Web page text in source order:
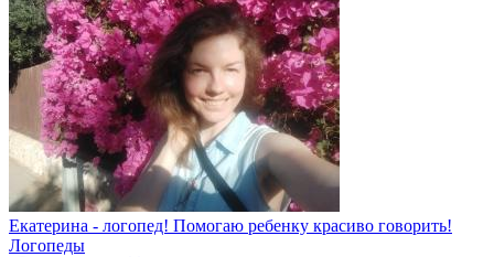
Екатерина - логопед! Помогаю ребенку красиво говорить!
Логопеды